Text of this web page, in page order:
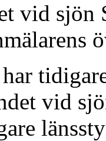
vid sjön
vid